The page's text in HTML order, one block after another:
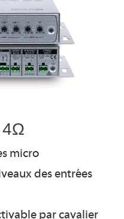
4Ω
micro
des entrées
par cavalier